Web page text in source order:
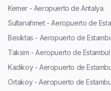
Kemer - Aeropuerto de Antalya
Sultanahmet - Aeropuerto de
Besiktas - Aeropuerto de
Taksim - Aeropuerto de Estambul
Kadikoy - Aeropuerto de
Ortakoy - Aeropuerto de